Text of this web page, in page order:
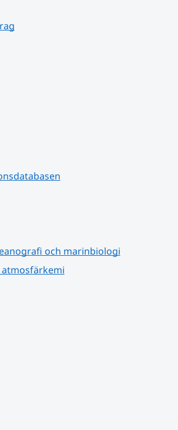
annan webbplats.
och marinbiologi
webbplats.
webbplats.